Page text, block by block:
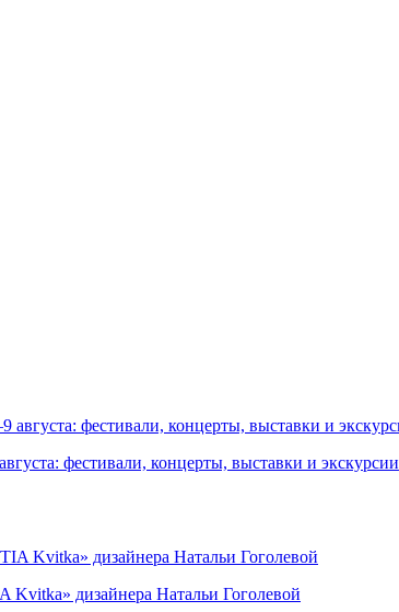
фестивали, концерты, выставки и экскурсии
Kvitka» дизайнера Натальи Гоголевой